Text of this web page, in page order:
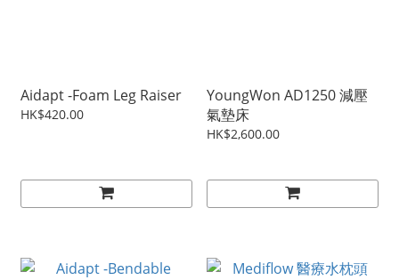
Aidapt -Foam Leg Raiser
HK$420.00
YoungWon AD1250 減壓
氣墊床
HK$2,600.00